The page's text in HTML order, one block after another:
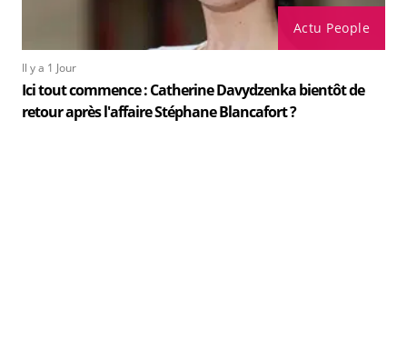
Actu People
Il y a 1 Jour
Ici tout commence : Catherine Davydzenka bientôt de
retour après l'affaire Stéphane Blancafort ?